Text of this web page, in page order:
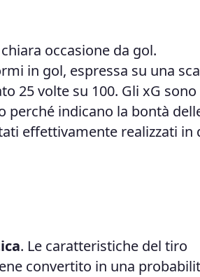
occasione da gol.
in gol, espressa su una
25 volte su 100. Gli xG sono
perché indicano la bontà
effettivamente realizzati in
. Le caratteristiche del tiro
convertito in una